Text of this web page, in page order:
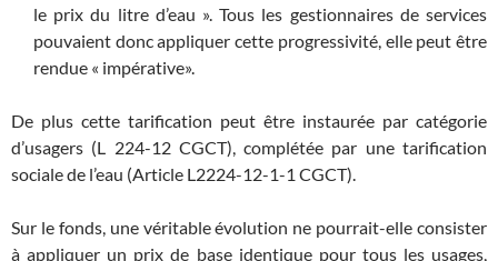
le prix du litre d’eau ». Tous les gestionnaires de services
pouvaient donc appliquer cette progressivité, elle peut être
rendue « impérative».
De plus cette tarification peut être instaurée par catégorie
d’usagers (L 224-12 CGCT), complétée par une tarification
sociale de l’eau (Article L2224-12-1-1 CGCT).
Sur le fonds, une véritable évolution ne pourrait-elle consister
à appliquer un prix de base identique pour tous les usages,